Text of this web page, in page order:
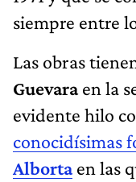
siempre entre
Las obras
Guevaraen la
evidente hilo
conocidísimas
Albortaen las